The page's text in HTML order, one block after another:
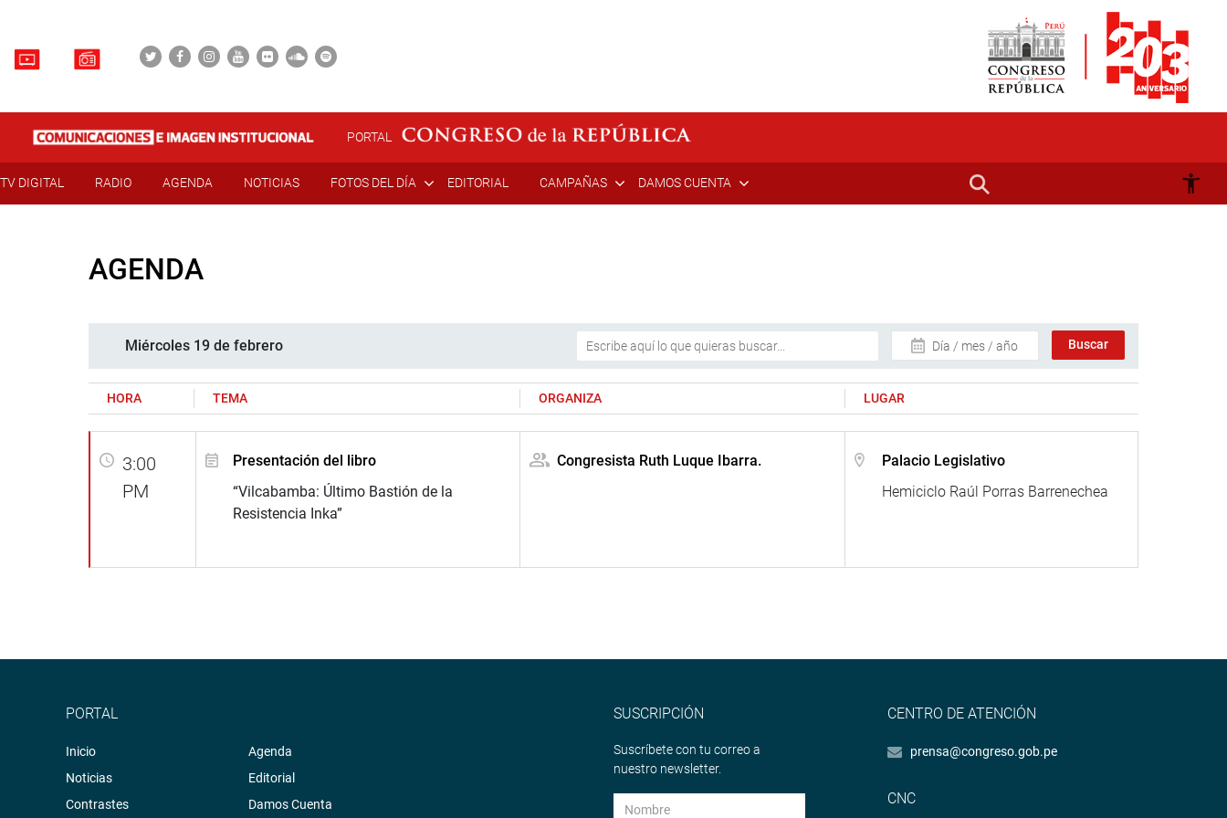
PORTAL
TV DIGITAL RADIO AGENDA NOTICIAS FOTOS DEL DÍA EDITORIAL CAMPAÑAS DAMOS CUENTA
AGENDA
Miércoles 19 de febrero Día / mes / año
HORA TEMA ORGANIZA LUGAR
3:00
PM
Presentación del libro
“Vilcabamba: Último Bastión de la
Resistencia Inka”
Congresista Ruth Luque Ibarra.
Palacio Legislativo
Hemiciclo Raúl Porras Barrenechea
PORTAL
Inicio
Noticias
Contrastes
Agenda
Editorial
Damos Cuenta
SUSCRIPCIÓN
Suscríbete con tu correo a
nuestro newsletter.
CENTRO DE ATENCIÓN
prensa@congreso.gob.pe
CNC